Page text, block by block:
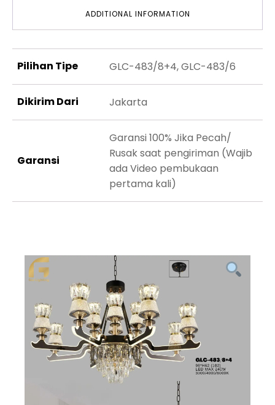
ADDITIONAL INFORMATION
Pilihan Tipe GLC-483/8+4, GLC-483/6
Dikirim Dari Jakarta
Garansi
Garansi 100% Jika Pecah/
Rusak saat pengiriman (Wajib
ada Video pembukaan
pertama kali)